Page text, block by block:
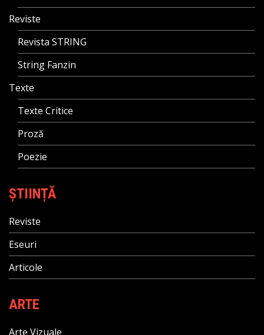
Reviste
Revista STRING
String Fanzin
Texte
Texte Critice
Proză
Poezie
ȘTIINȚĂ
Reviste
Eseuri
Articole
ARTE
Arte Vizuale